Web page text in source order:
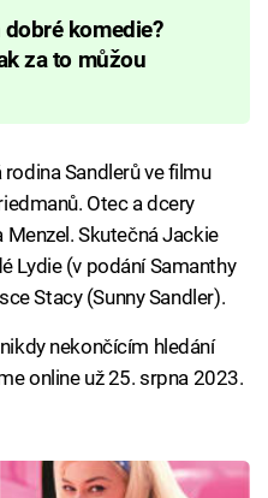
komedie?
za to můžou
Sandlerů ve filmu
Otec a dcery
Menzel. Skutečná Jackie
Lydie (v podání Samanthy
Stacy (Sunny Sandler).
nekončícím hledání
online už 25. srpna 2023.